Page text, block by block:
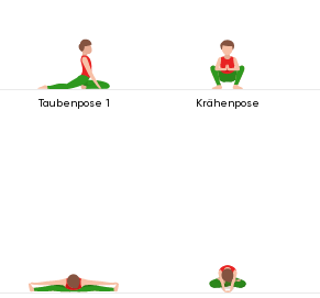
Taubenpose 1 Krähenpose